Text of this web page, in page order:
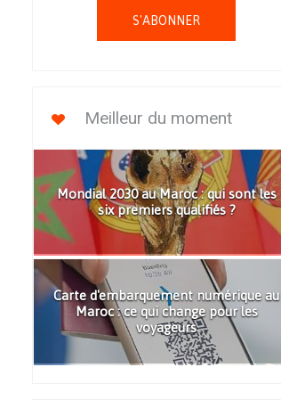
S'ABONNER
Meilleur du moment
Mondial 2030 au Maroc : qui sont les
six premiers qualifiés ?
Carte d'embarquement numérique au
Maroc : ce qui change pour les
voyageurs